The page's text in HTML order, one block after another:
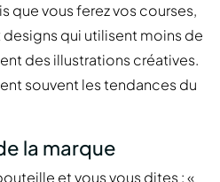
que vous ferez vos courses,
qui utilisent moins de
des illustrations créatives.
souvent les tendances du
la marque
et vous vous dites : «